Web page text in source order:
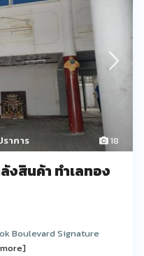
18
าการ
งสินค้า ทำเลทอง
Boulevard Signature